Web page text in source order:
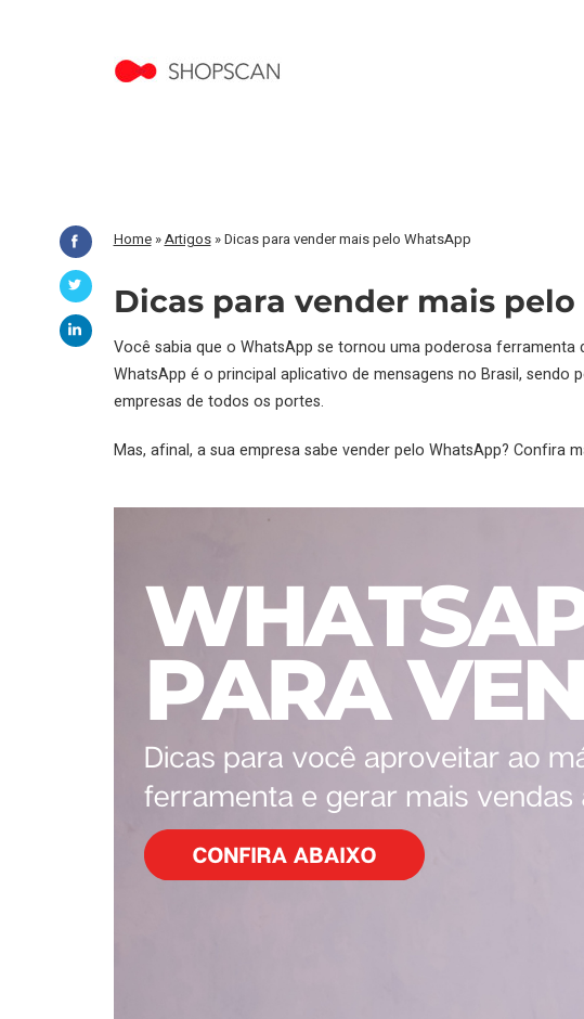
Home»Artigos»Dicas para vender mais pelo WhatsApp
Dicas para vender mais
Você sabia que o WhatsApp se tornou uma poderosa
WhatsApp é o principal aplicativo de mensagens no Brasil,
empresas de todos os portes.
Mas, afinal, a sua empresa sabe vender pelo WhatsApp? Confira